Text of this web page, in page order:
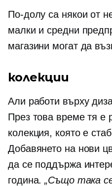
По-долу са някои от
малки и средни
магазини могат да
колекции
Али работи върху
През това време тя е
колекция, която е
Добавянето на нови
да се поддържа
година.„Също така